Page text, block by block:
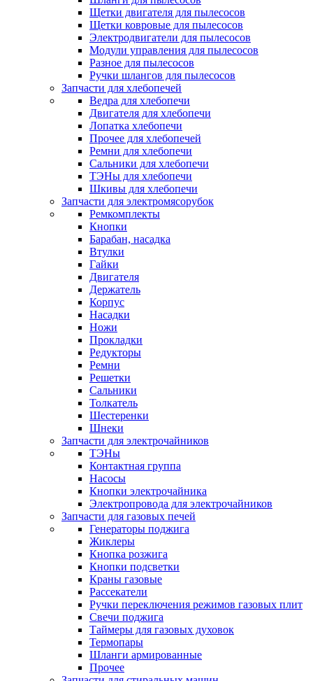
Щетки двигателя для пылесосов
Щетки ковровые для пылесосов
Электродвигатели для пылесосов
Модули управления для пылесосов
Разное для пылесосов
Ручки шлангов для пылесосов
Запчасти для хлебопечей
Ведра для хлебопечи
Двигателя для хлебопечи
Лопатка хлебопечи
Прочее для хлебопечей
Ремни для хлебопечи
Сальники для хлебопечи
ТЭНы для хлебопечи
Шкивы для хлебопечи
Запчасти для электромясорубок
Ремкомплекты
Кнопки
Барабан, насадка
Втулки
Гайки
Двигателя
Держатель
Корпус
Насадки
Ножи
Прокладки
Редукторы
Ремни
Решетки
Сальники
Толкатель
Шестеренки
Шнеки
Запчасти для электрочайников
ТЭНы
Контактная группа
Насосы
Кнопки электрочайника
Электропровода для электрочайников
Запчасти для газовых печей
Генераторы поджига
Жиклеры
Кнопка розжига
Кнопки подсветки
Краны газовые
Рассекатели
Ручки переключения режимов газовых плит
Свечи поджига
Таймеры для газовых духовок
Термопары
Шланги армированные
Прочее